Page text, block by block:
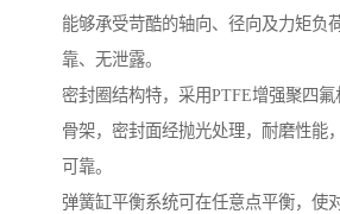
能够承受苛酷的轴向、径向及力矩负
靠、无泄露。
密封圈结构特，采用PTFE增强聚四
骨架，密封面经抛光处理，耐磨性能
可靠。
弹簧缸平衡系统可在任意点平衡，使